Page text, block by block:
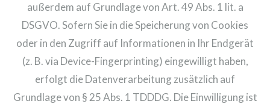
außerdem auf Grundlage von Art. 49 Abs. 1 lit. a
DSGVO. Sofern Sie in die Speicherung von Cookies
oder in den Zugriff auf Informationen in Ihr Endgerät
(z. B. via Device-Fingerprinting) eingewilligt haben,
erfolgt die Datenverarbeitung zusätzlich auf
Grundlage von § 25 Abs. 1 TDDDG. Die Einwilligung ist